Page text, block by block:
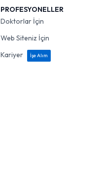
PROFESYONELLER
Doktorlar İçin
Web Siteniz İçin
Kariyer
İşe Alım